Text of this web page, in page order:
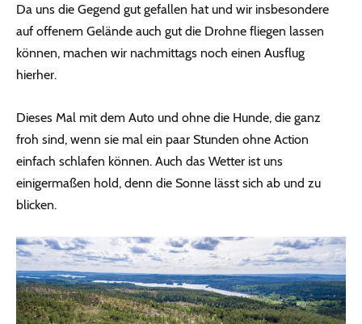
Da uns die Gegend gut gefallen hat und wir insbesondere
auf offenem Gelände auch gut die Drohne fliegen lassen
können, machen wir nachmittags noch einen Ausflug
hierher.
Dieses Mal mit dem Auto und ohne die Hunde, die ganz
froh sind, wenn sie mal ein paar Stunden ohne Action
einfach schlafen können. Auch das Wetter ist uns
einigermaßen hold, denn die Sonne lässt sich ab und zu
blicken.